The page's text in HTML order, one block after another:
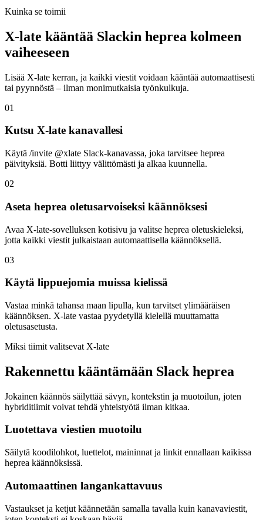
Kuinka se toimii
X-late kääntää Slackin heprea kolmeen
vaiheeseen
Lisää X-late kerran, ja kaikki viestit voidaan kääntää automaattisesti
tai pyynnöstä – ilman monimutkaisia työnkulkuja.
01
Kutsu X-late kanavallesi
Käytä /invite @xlate Slack-kanavassa, joka tarvitsee heprea
päivityksiä. Botti liittyy välittömästi ja alkaa kuunnella.
02
Aseta heprea oletusarvoiseksi käännöksesi
Avaa X-late-sovelluksen kotisivu ja valitse heprea oletuskieleksi,
jotta kaikki viestit julkaistaan automaattisella käännöksellä.
03
Käytä lippuejomia muissa kielissä
Vastaa minkä tahansa maan lipulla, kun tarvitset ylimääräisen
käännöksen. X-late vastaa pyydetyllä kielellä muuttamatta
oletusasetusta.
Miksi tiimit valitsevat X-late
Rakennettu kääntämään Slack heprea
Jokainen käännös säilyttää sävyn, kontekstin ja muotoilun, joten
hybriditiimit voivat tehdä yhteistyötä ilman kitkaa.
Luotettava viestien muotoilu
Säilytä koodilohkot, luettelot, maininnat ja linkit ennallaan kaikissa
heprea käännöksissä.
Automaattinen langankattavuus
Vastaukset ja ketjut käännetään samalla tavalla kuin kanavaviestit,